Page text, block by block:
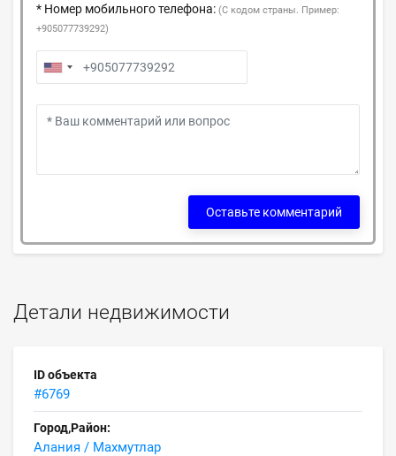
Детали недвижимости
ID объекта
#6769
Город,Район:
Алания / Махмутлар
* Номер мобильного телефона: (С кодом страны. Пример:
+905077739292)
Оставьте комментарий